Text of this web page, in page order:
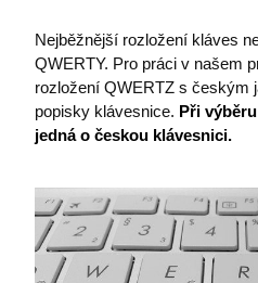
Nejběžnější rozložení kláves
QWERTY. Pro práci v našem
rozložení QWERTZ s českým
popisky klávesnice. Při
jedná o českou klávesnici.
MSPRequ